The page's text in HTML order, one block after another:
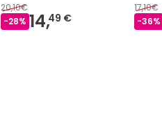
20,10€
-28% 14,49 €
17,10€
-36%